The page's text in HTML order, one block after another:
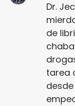
Dr.
de
tarea